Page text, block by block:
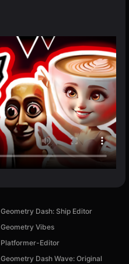
Geometry Dash: Ship Editor
Geometry Vibes
Platformer-Editor
Geometry Dash Wave: Original